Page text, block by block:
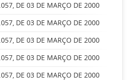
DE 03 DE MARÇO DE 2000
DE 03 DE MARÇO DE 2000
DE 03 DE MARÇO DE 2000
DE 03 DE MARÇO DE 2000
DE 03 DE MARÇO DE 2000